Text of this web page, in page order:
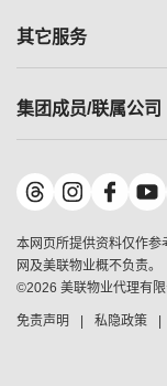
美联豪宅
独家楼盘
租房
查询热线
按揭计算机
负担能力计算机
转按计算机
缴款方式
指数
历史成交
小区成交排行榜
地区百科
其它服务
小区专页
美联精英会
美善会
地产经纪人管理协会
申报已递交的购楼开盘
集团成员/联属公司
美联物业
鋑联控股*
美联工商铺*
美联中国
美联澳门
美联金融集团
本网页所提供资料仅作
网及美联物业概不负责。
©2026 美联物业代理有
免责声明 私隐政策